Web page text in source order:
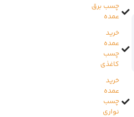
چسب برق
عمده
خرید
عمده
چسب
کاغذی
خرید
عمده
چسب
نواری